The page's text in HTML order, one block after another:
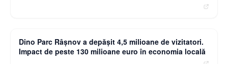
Dino Parc Râșnov a depășit 4,5 milioane de vizitatori.
Impact de peste 130 milioane euro în economia locală